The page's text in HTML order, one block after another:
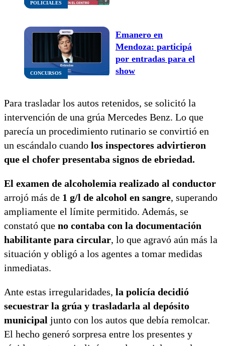
POLICIALES
CONCURSOS
Emanero en
Mendoza: participá
por entradas para el
show
Para trasladar los autos retenidos, se solicitó la
intervención de una grúa Mercedes Benz. Lo que
parecía un procedimiento rutinario se convirtió en
un escándalo cuando los inspectores advirtieron
que el chofer presentaba signos de ebriedad.
El examen de alcoholemia realizado al conductor
arrojó más de 1 g/l de alcohol en sangre, superando
ampliamente el límite permitido. Además, se
constató que no contaba con la documentación
habilitante para circular, lo que agravó aún más la
situación y obligó a los agentes a tomar medidas
inmediatas.
Ante estas irregularidades, la policía decidió
secuestrar la grúa y trasladarla al depósito
municipal junto con los autos que debía remolcar.
El hecho generó sorpresa entre los presentes y